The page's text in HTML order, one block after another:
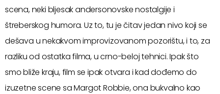
scena, neki bljesak andersonovske nostalgije i
štreberskog humora. Uz to, tu je čitav jedan nivo koji se
dešava u nekakvom improvizovanom pozorištu, i to, za
razliku od ostatka filma, u crno-beloj tehnici. Ipak što
smo bliže kraju, film se ipak otvara i kad dođemo do
izuzetne scene sa Margot Robbie, ona bukvalno kao